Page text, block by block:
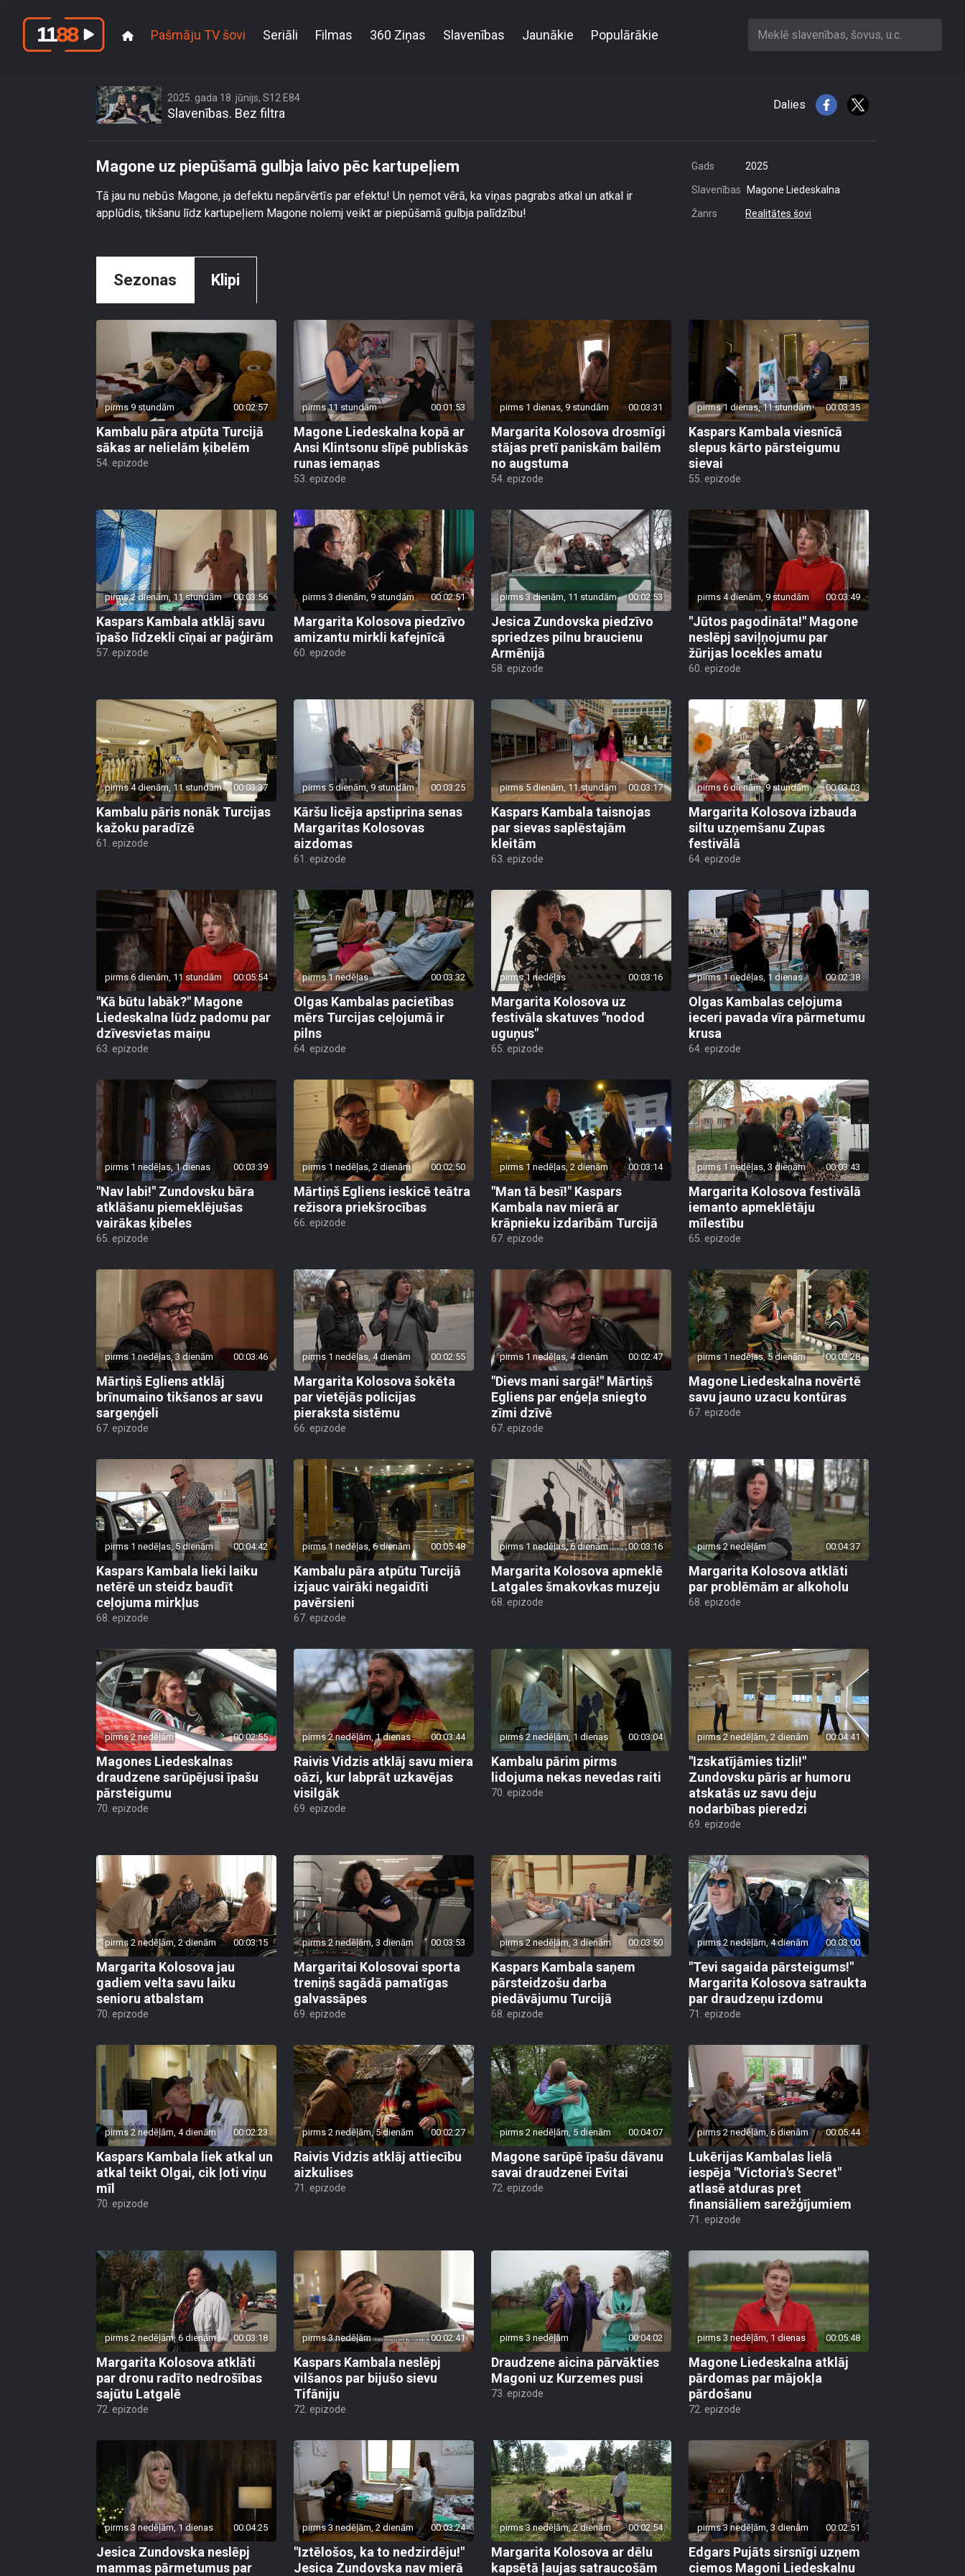
Pašmāju TV šovi Seriāli Filmas 360 Ziņas Slavenības Jaunākie Populārākie Meklē slavenības, šovus, u.c.
2025. gada 18. jūnijs, S12 E84
Slavenības. Bez filtra
Dalies
Magone uz piepūšamā gulbja laivo pēc kartupeļiem
Tā jau nu nebūs Magone, ja defektu nepārvērtīs par efektu! Un ņemot vērā, ka viņas pagrabs atkal un atkal ir
applūdis, tikšanu līdz kartupeļiem Magone nolemj veikt ar piepūšamā gulbja palīdzību!
Gads 2025
Slavenības Magone Liedeskalna
Žanrs Realitātes šovi
Sezonas Klipi
pirms 9 stundām 00:02:57
Kambalu pāra atpūta Turcijā
sākas ar nelielām ķibelēm
54. epizode
pirms 11 stundām 00:01:53
Magone Liedeskalna kopā ar
Ansi Klintsonu slīpē publiskās
runas iemaņas
53. epizode
pirms 1 dienas, 9 stundām 00:03:31
Margarita Kolosova drosmīgi
stājas pretī paniskām bailēm
no augstuma
54. epizode
pirms 1 dienas, 11 stundām 00:03:35
Kaspars Kambala viesnīcā
slepus kārto pārsteigumu
sievai
55. epizode
pirms 2 dienām, 11 stundām 00:03:56
Kaspars Kambala atklāj savu
īpašo līdzekli cīņai ar paģirām
57. epizode
pirms 3 dienām, 9 stundām 00:02:51
Margarita Kolosova piedzīvo
amizantu mirkli kafejnīcā
60. epizode
pirms 3 dienām, 11 stundām 00:02:53
Jesica Zundovska piedzīvo
spriedzes pilnu braucienu
Armēnijā
58. epizode
pirms 4 dienām, 9 stundām 00:03:49
"Jūtos pagodināta!" Magone
neslēpj saviļņojumu par
žūrijas locekles amatu
60. epizode
pirms 4 dienām, 11 stundām 00:03:37
Kambalu pāris nonāk Turcijas
kažoku paradīzē
61. epizode
pirms 5 dienām, 9 stundām 00:03:25
Kāršu licēja apstiprina senas
Margaritas Kolosovas
aizdomas
61. epizode
pirms 5 dienām, 11 stundām 00:03:17
Kaspars Kambala taisnojas
par sievas saplēstajām
kleitām
63. epizode
pirms 6 dienām, 9 stundām 00:03:03
Margarita Kolosova izbauda
siltu uzņemšanu Zupas
festivālā
64. epizode
pirms 6 dienām, 11 stundām 00:05:54
"Kā būtu labāk?" Magone
Liedeskalna lūdz padomu par
dzīvesvietas maiņu
63. epizode
pirms 1 nedēļas 00:03:32
Olgas Kambalas pacietības
mērs Turcijas ceļojumā ir
pilns
64. epizode
pirms 1 nedēļas 00:03:16
Margarita Kolosova uz
festivāla skatuves "nodod
uguņus"
65. epizode
pirms 1 nedēļas, 1 dienas 00:02:38
Olgas Kambalas ceļojuma
ieceri pavada vīra pārmetumu
krusa
64. epizode
pirms 1 nedēļas, 1 dienas 00:03:39
"Nav labi!" Zundovsku bāra
atklāšanu piemeklējušas
vairākas ķibeles
65. epizode
pirms 1 nedēļas, 2 dienām 00:02:50
Mārtiņš Egliens ieskicē teātra
režisora priekšrocības
66. epizode
pirms 1 nedēļas, 2 dienām 00:03:14
"Man tā besī!" Kaspars
Kambala nav mierā ar
krāpnieku izdarībām Turcijā
67. epizode
pirms 1 nedēļas, 3 dienām 00:03:43
Margarita Kolosova festivālā
iemanto apmeklētāju
mīlestību
65. epizode
pirms 1 nedēļas, 3 dienām 00:03:46
Mārtiņš Egliens atklāj
brīnumaino tikšanos ar savu
sargeņģeli
67. epizode
pirms 1 nedēļas, 4 dienām 00:02:55
Margarita Kolosova šokēta
par vietējās policijas
pieraksta sistēmu
66. epizode
pirms 1 nedēļas, 4 dienām 00:02:47
"Dievs mani sargā!" Mārtiņš
Egliens par enģeļa sniegto
zīmi dzīvē
67. epizode
pirms 1 nedēļas, 5 dienām 00:02:28
Magone Liedeskalna novērtē
savu jauno uzacu kontūras
67. epizode
pirms 1 nedēļas, 5 dienām 00:04:42
Kaspars Kambala lieki laiku
netērē un steidz baudīt
ceļojuma mirkļus
68. epizode
pirms 1 nedēļas, 6 dienām 00:05:48
Kambalu pāra atpūtu Turcijā
izjauc vairāki negaidīti
pavērsieni
67. epizode
pirms 1 nedēļas, 6 dienām 00:03:16
Margarita Kolosova apmeklē
Latgales šmakovkas muzeju
68. epizode
pirms 2 nedēļām 00:04:37
Margarita Kolosova atklāti
par problēmām ar alkoholu
68. epizode
pirms 2 nedēļām 00:02:55
Magones Liedeskalnas
draudzene sarūpējusi īpašu
pārsteigumu
70. epizode
pirms 2 nedēļām, 1 dienas 00:03:44
Raivis Vidzis atklāj savu miera
oāzi, kur labprāt uzkavējas
visilgāk
69. epizode
pirms 2 nedēļām, 1 dienas 00:03:04
Kambalu pārim pirms
lidojuma nekas nevedas raiti
70. epizode
pirms 2 nedēļām, 2 dienām 00:04:41
"Izskatījāmies tizli!"
Zundovsku pāris ar humoru
atskatās uz savu deju
nodarbības pieredzi
69. epizode
pirms 2 nedēļām, 2 dienām 00:03:15
Margarita Kolosova jau
gadiem velta savu laiku
senioru atbalstam
70. epizode
pirms 2 nedēļām, 3 dienām 00:03:53
Margaritai Kolosovai sporta
treniņš sagādā pamatīgas
galvassāpes
69. epizode
pirms 2 nedēļām, 3 dienām 00:03:50
Kaspars Kambala saņem
pārsteidzošu darba
piedāvājumu Turcijā
68. epizode
pirms 2 nedēļām, 4 dienām 00:03:00
"Tevi sagaida pārsteigums!"
Margarita Kolosova satraukta
par draudzeņu izdomu
71. epizode
pirms 2 nedēļām, 4 dienām 00:02:23
Kaspars Kambala liek atkal un
atkal teikt Olgai, cik ļoti viņu
mīl
70. epizode
pirms 2 nedēļām, 5 dienām 00:02:27
Raivis Vidzis atklāj attiecību
aizkulises
71. epizode
pirms 2 nedēļām, 5 dienām 00:04:07
Magone sarūpē īpašu dāvanu
savai draudzenei Evitai
72. epizode
pirms 2 nedēļām, 6 dienām 00:05:44
Lukērijas Kambalas lielā
iespēja "Victoria's Secret"
atlasē atduras pret
finansiāliem sarežģījumiem
71. epizode
pirms 2 nedēļām, 6 dienām 00:03:18
Margarita Kolosova atklāti
par dronu radīto nedrošības
sajūtu Latgalē
72. epizode
pirms 3 nedēļām 00:02:41
Kaspars Kambala neslēpj
vilšanos par bijušo sievu
Tifāniju
72. epizode
pirms 3 nedēļām 00:04:02
Draudzene aicina pārvākties
Magoni uz Kurzemes pusi
73. epizode
pirms 3 nedēļām, 1 dienas 00:05:48
Magone Liedeskalna atklāj
pārdomas par mājokļa
pārdošanu
72. epizode
pirms 3 nedēļām, 1 dienas 00:04:25
Jesica Zundovska neslēpj
mammas pārmetumus par
pirms 3 nedēļām, 2 dienām 00:03:24
"Iztēlošos, ka to nedzirdēju!"
Jesica Zundovska nav mierā
pirms 3 nedēļām, 2 dienām 00:02:54
Margarita Kolosova ar dēlu
kapsētā ļaujas satraucošām
pirms 3 nedēļām, 3 dienām 00:02:51
Edgars Pujāts sirsnīgi uzņem
ciemos Magoni Liedeskalnu